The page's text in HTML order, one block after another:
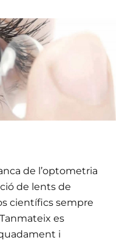
de l’optometria
de lents de
científics sempre
es
i